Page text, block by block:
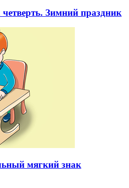
четверть. Зимний праздник
мягкий знак